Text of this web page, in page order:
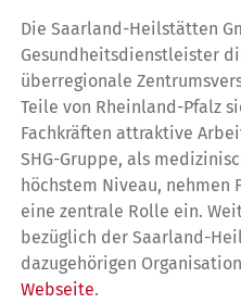
Die Saarland-Heilstätten
Gesundheitsdienstleister
überregionale
Teile von Rheinland-Pfalz
Fachkräften attraktive
SHG-Gruppe, als
höchstem Niveau,
eine zentrale Rolle ein.
bezüglich der Saarland-
dazugehörigen
Webseite.